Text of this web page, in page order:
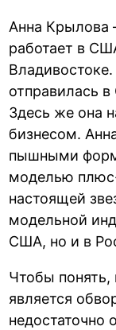
Анна Крылова
работает в
отправилась
Здесь же она
бизнесом.
пышными
моделью плюс-
настоящей
модельной
США, но и в
Чтобы понять,
является
недостаточно